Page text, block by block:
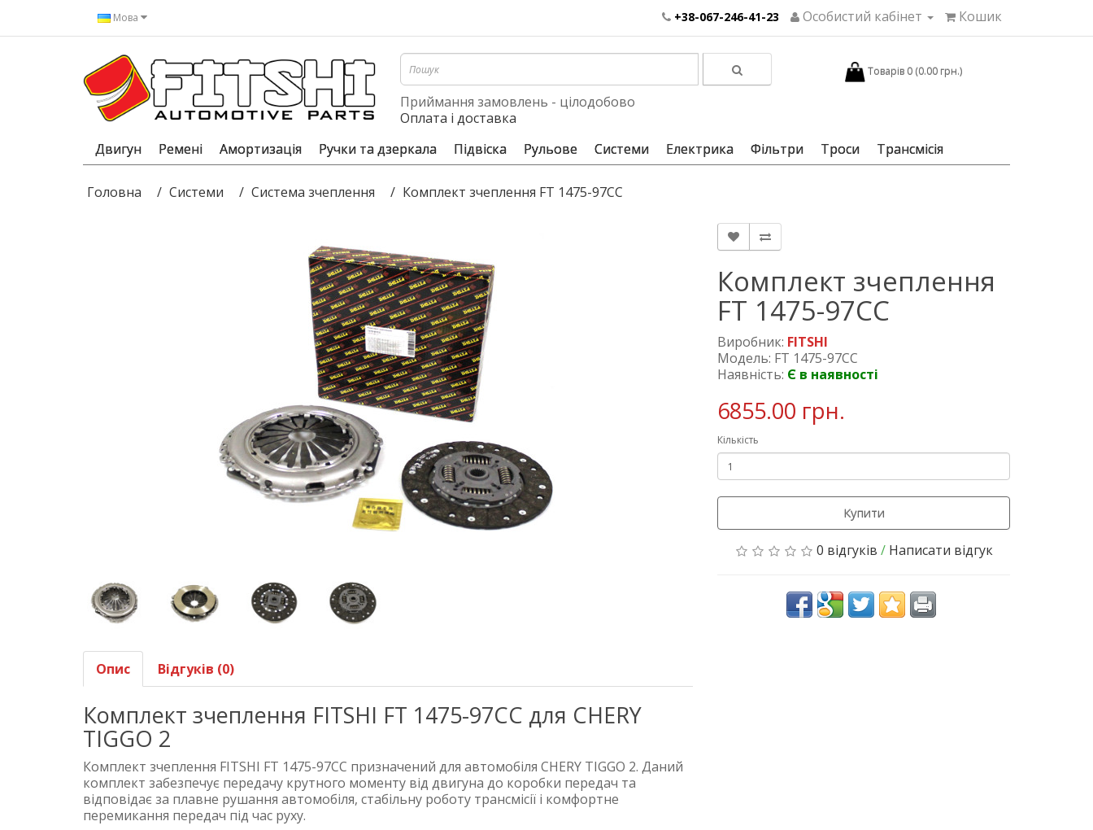
Мова +38-067-246-41-23 Особистий кабінет Кошик
Приймання замовлень - цілодобово
Оплата і доставка
Товарів 0 (0.00 грн.)
Двигун Ремені Амортизація Ручки та дзеркала Підвіска Рульове Системи Електрика Фільтри Троси Трансмісія
Головна Системи Система зчеплення Комплект зчеплення FT 1475-97CC
Опис Відгуків (0)
Комплект зчеплення FITSHI FT 1475-97CC для CHERY
TIGGO 2
Комплект зчеплення FITSHI FT 1475-97CC призначений для автомобіля CHERY TIGGO 2. Даний
комплект забезпечує передачу крутного моменту від двигуна до коробки передач та
відповідає за плавне рушання автомобіля, стабільну роботу трансмісії і комфортне
перемикання передач під час руху.
Комплект зчеплення
FT 1475-97CC
Виробник: FITSHI
Модель: FT 1475-97CC
Наявність: Є в наявності
6855.00 грн.
Кількість
Купити
0 відгуків / Написати відгук